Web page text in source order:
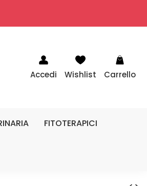
Accedi Wishlist Carrello
FITOTERAPICI